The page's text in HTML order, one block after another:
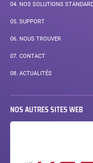
04. NOS SOLUTIONS
05. SUPPORT
06. NOUS TROUVER
07. CONTACT
08. PAGE
ACTUALITÉS
NOS AUTRES SITES WEB